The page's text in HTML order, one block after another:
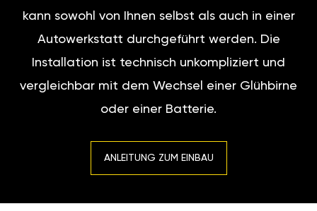
kann sowohl von Ihnen selbst als auch in einer
Autowerkstatt durchgeführt werden. Die
Installation ist technisch unkompliziert und
vergleichbar mit dem Wechsel einer Glühbirne
oder einer Batterie.
ANLEITUNG ZUM EINBAU